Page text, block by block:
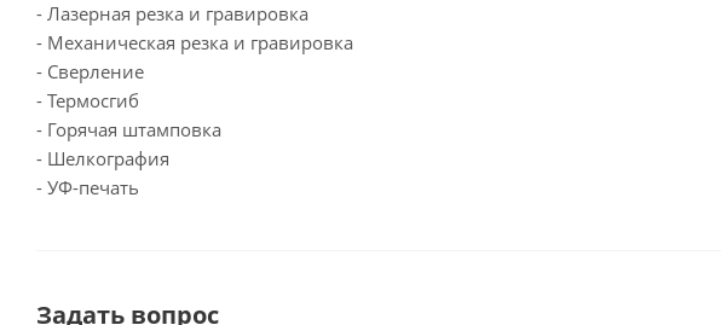
- Лазерная резка и гравировка
- Механическая резка и гравировка
- Сверление
- Термосгиб
- Горячая штамповка
- Шелкография
- УФ-печать
Задать вопрос